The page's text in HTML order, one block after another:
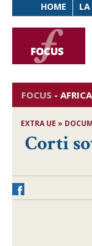
HOME
FOCUS - AFRICA
EXTRA UE »
Corti